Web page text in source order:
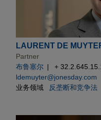
LAURENT DE
Partner
布鲁塞尔
+
ldemuyter@jonesday.com
业务领域
反垄断和竞争法